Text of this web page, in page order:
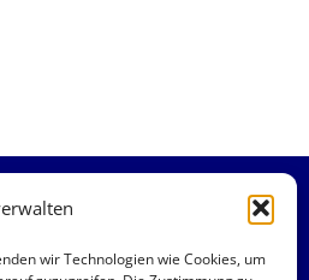
wir Technologien wie Cookies, um